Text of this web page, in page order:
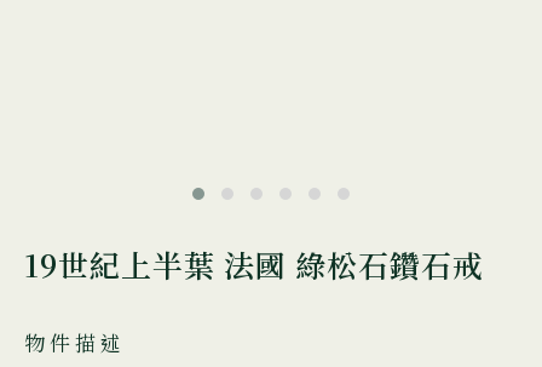
19世紀上半葉 法國 綠松石鑽石戒
物件描述